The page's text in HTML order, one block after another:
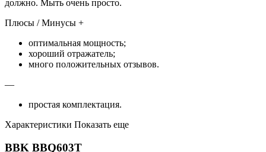
должно. Мыть очень просто.
Плюсы / Минусы +
оптимальная мощность;
хороший отражатель;
много положительных отзывов.
—
простая комплектация.
Характеристики Показать еще
BBK BBQ603T